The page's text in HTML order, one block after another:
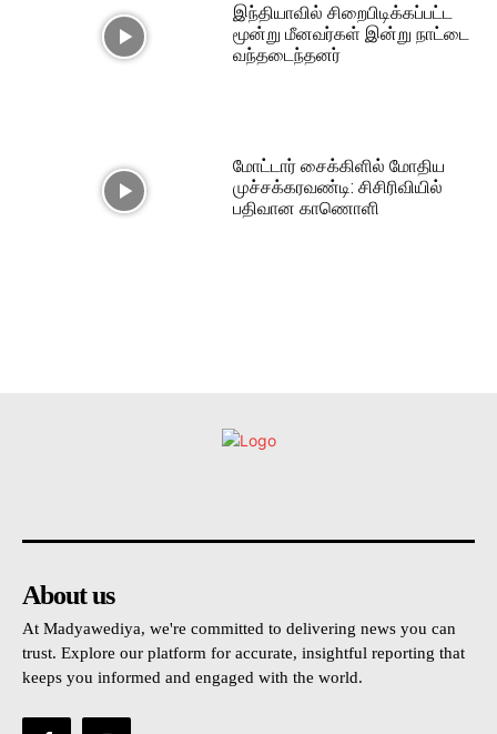
இந்தியாவில் சிறைபிடிக்கப்பட்ட
மூன்று மீனவர்கள் இன்று நாட்டை
வந்தடைந்தனர்
மோட்டார் சைக்கிளில் மோதிய
முச்சக்கரவண்டி: சிசிரிவியில்
பதிவான காணொளி
About us
At Madyawediya, we're committed to delivering news you can
trust. Explore our platform for accurate, insightful reporting that
keeps you informed and engaged with the world.